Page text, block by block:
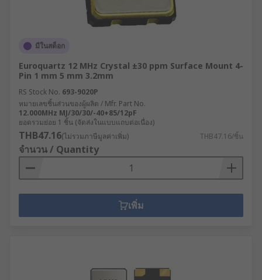
มีในสต็อก
Euroquartz 12 MHz Crystal ±30 ppm Surface Mount 4-
Pin 1 mm 5 mm 3.2mm
RS Stock No. 693-9020P
หมายเลขชิ้นส่วนของผู้ผลิต / Mfr. Part No.
12.000MHz MJ/30/30/-40+85/12pF
ยอดรวมย่อย 1 ชิ้น (จัดส่งในแบบแถบต่อเนื่อง)
THB47.16(ไม่รวมภาษีมูลค่าเพิ่ม) THB47.16/ชิ้น
จำนวน / Quantity
เพิ่ม